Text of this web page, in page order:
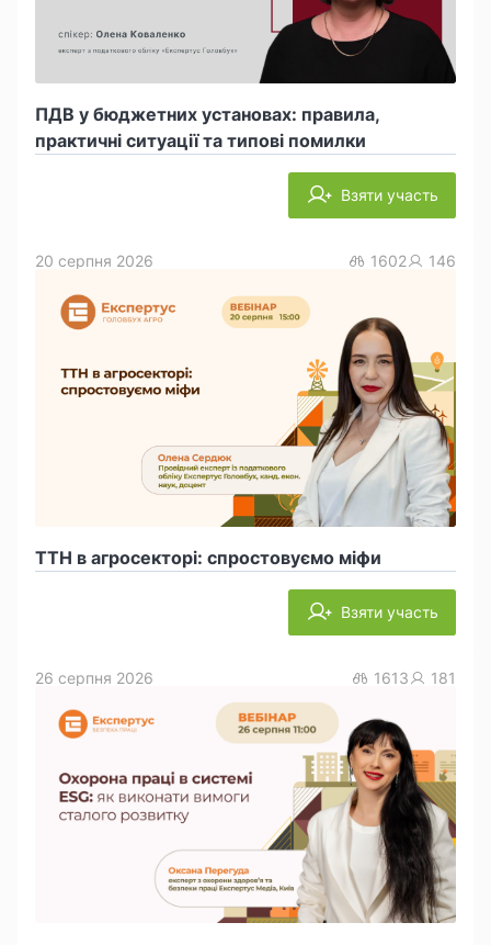
ПДВ у бюджетних установах: правила,
практичні ситуації та типові помилки
Взяти участь
ТТН в агросекторі: спростовуємо міфи
20 серпня 2026 1602 146
Взяти участь
26 серпня 2026 1613 181